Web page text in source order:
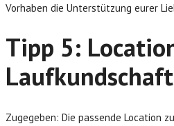
Vorhaben die Unterstützung eurer
Tipp 5:
Zugegeben: Die passende Location